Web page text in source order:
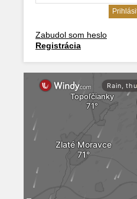
Zabudol som heslo
Registrácia